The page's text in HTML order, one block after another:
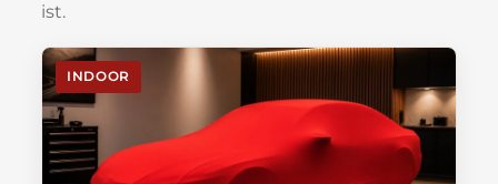
ist.
INDOOR